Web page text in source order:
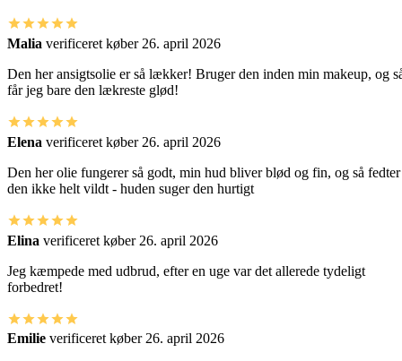
Malia verificeret køber 26. april 2026
Den her ansigtsolie er så lækker! Bruger den inden min makeup, og
får jeg bare den lækreste glød!
Elena verificeret køber 26. april 2026
Den her olie fungerer så godt, min hud bliver blød og fin, og så fedter
den ikke helt vildt - huden suger den hurtigt
Elina verificeret køber 26. april 2026
Jeg kæmpede med udbrud, efter en uge var det allerede tydeligt
forbedret!
Emilie verificeret køber 26. april 2026